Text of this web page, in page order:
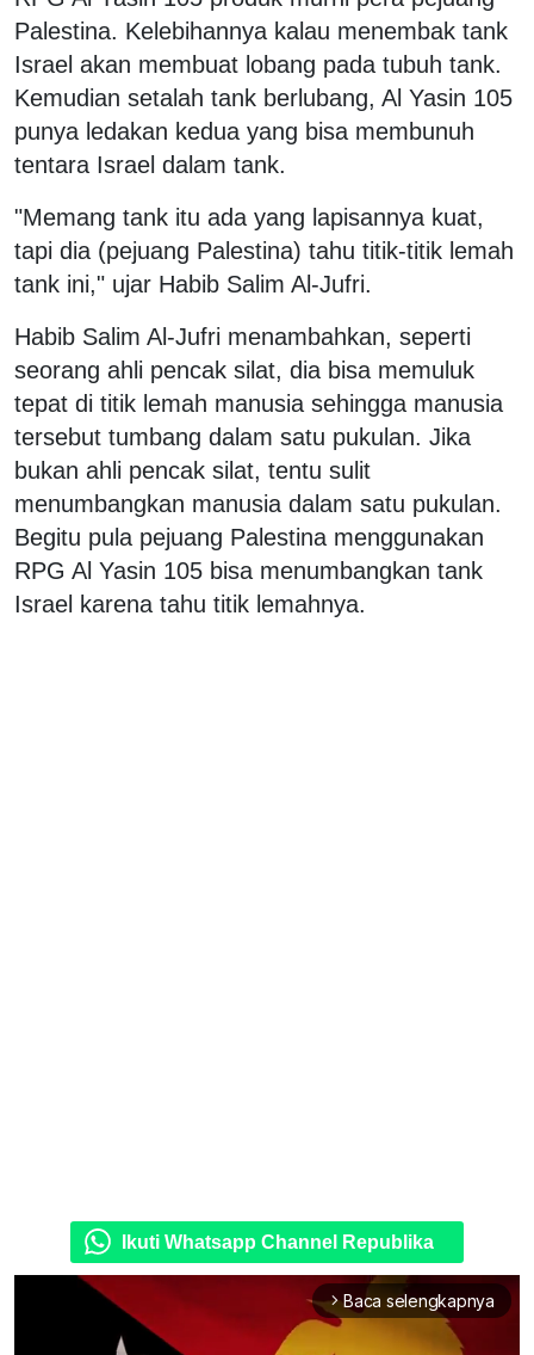
Palestina. Kelebihannya kalau menembak tank
Israel akan membuat lobang pada tubuh tank.
Kemudian setalah tank berlubang, Al Yasin 105
punya ledakan kedua yang bisa membunuh
tentara Israel dalam tank.
"Memang tank itu ada yang lapisannya kuat,
tapi dia (pejuang Palestina) tahu titik-titik lemah
tank ini," ujar Habib Salim Al-Jufri.
Habib Salim Al-Jufri menambahkan, seperti
seorang ahli pencak silat, dia bisa memuluk
tepat di titik lemah manusia sehingga manusia
tersebut tumbang dalam satu pukulan. Jika
bukan ahli pencak silat, tentu sulit
menumbangkan manusia dalam satu pukulan.
Begitu pula pejuang Palestina menggunakan
RPG Al Yasin 105 bisa menumbangkan tank
Israel karena tahu titik lemahnya.
Ikuti Whatsapp Channel Republika
arrow_forward_ios Baca selengkapnya